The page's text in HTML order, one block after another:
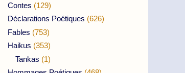
Contes (129)
Déclarations Poétiques (626)
Fables (753)
Haikus (353)
Tankas (1)